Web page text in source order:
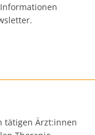
tätigen Ärzt:innen